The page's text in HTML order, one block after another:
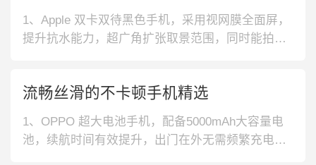
防滑结构设计，搭配钢化防爆屏幕，更经久耐用。
3、索爱Z6S 翻盖老人机
1、Apple 双卡双待黑色手机，采用视网膜全面屏，
提升抗水能力，超广角扩张取景范围，同时能拍摄
低功耗提升游戏速度，运行高速加载更快不用等
待，针孔屏提升视野范围，色域广画面真实色准。
3、vivo 高通骁龙 黑
流畅丝滑的不卡顿手机精选
1、OPPO 超大电池手机，配备5000mAh大容量电
池，续航时间有效提升，出门在外无需频繁充电，